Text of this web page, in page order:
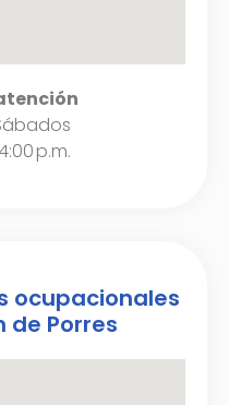
p.m.
ocupacionales
de Porres